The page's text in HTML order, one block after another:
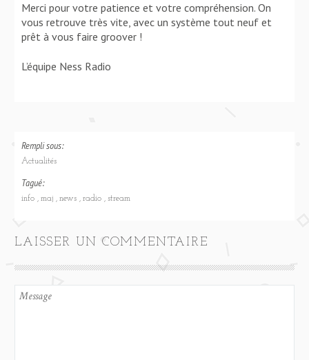
Merci pour votre patience et votre compréhension. On
vous retrouve très vite, avec un système tout neuf et
prêt à vous faire groover !
L’équipe Ness Radio
Rempli sous:
Actualités
Tagué:
info maj news radio stream
LAISSER UN COMMENTAIRE